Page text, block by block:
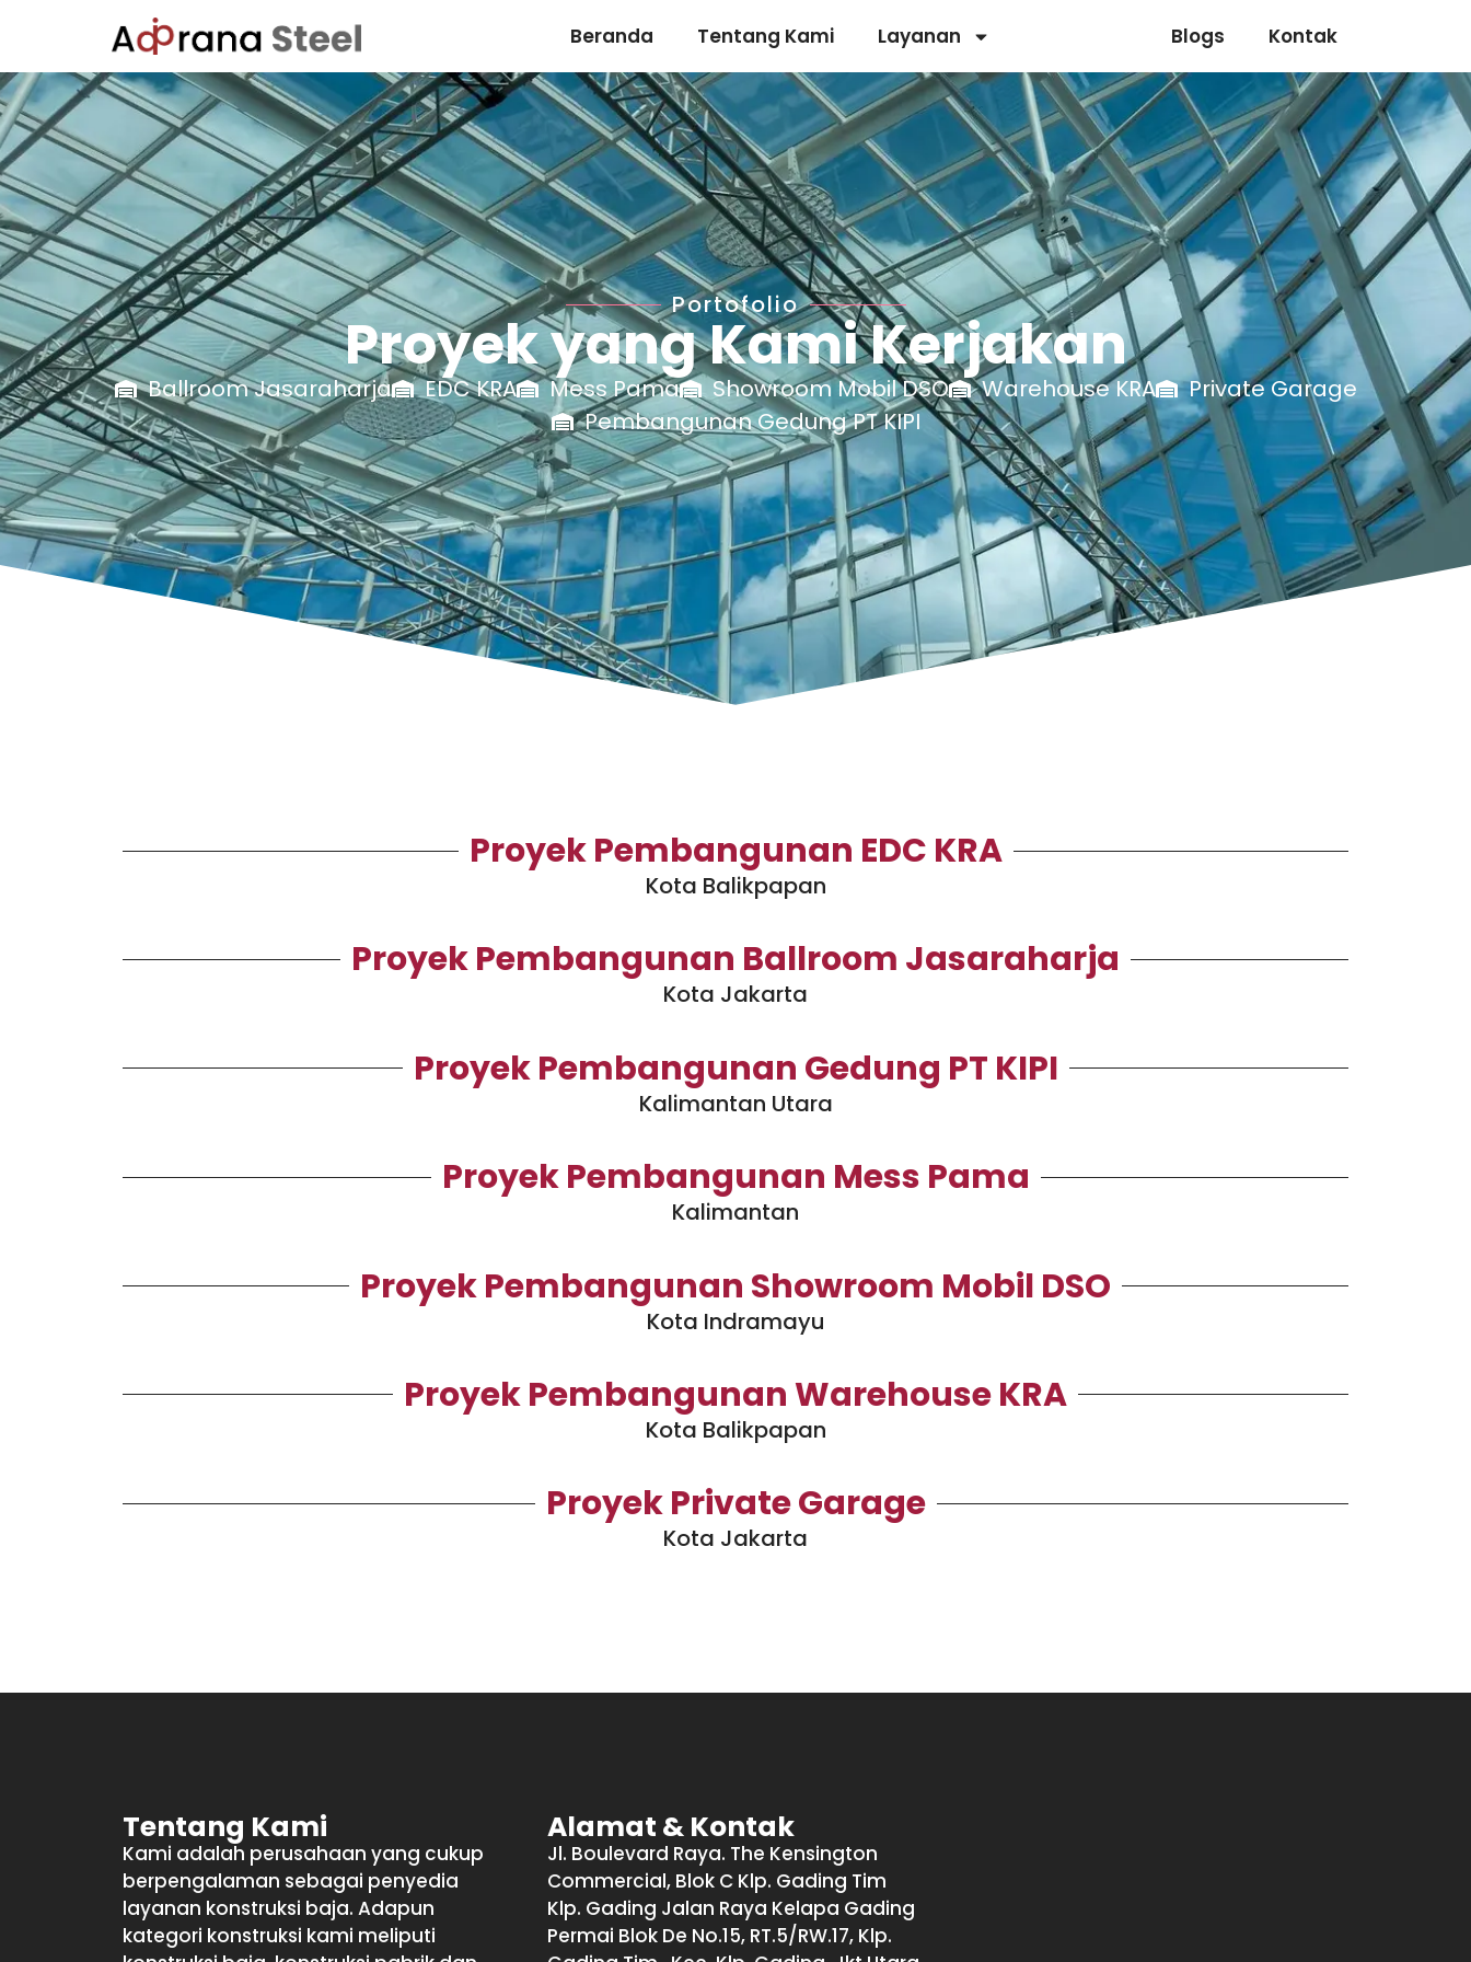
Beranda Tentang Kami Layanan Blogs Kontak
Portofolio
Proyek yang Kami Kerjakan
Ballroom Jasaraharja EDC KRA Mess Pama Showroom Mobil DSO Warehouse KRA
Private Garage
Pembangunan Gedung PT KIPI
Proyek Pembangunan EDC KRA
Kota Balikpapan
Proyek Pembangunan Ballroom Jasaraharja
Kota Jakarta
Proyek Pembangunan Gedung PT KIPI
Kalimantan Utara
Proyek Pembangunan Mess Pama
Kalimantan
Proyek Pembangunan Showroom Mobil DSO
Kota Indramayu
Proyek Pembangunan Warehouse KRA
Kota Balikpapan
Proyek Private Garage
Kota Jakarta
Tentang Kami
Kami adalah perusahaan yang cukup
berpengalaman sebagai penyedia
layanan konstruksi baja. Adapun
kategori konstruksi kami meliputi
Alamat & Kontak
Jl. Boulevard Raya. The Kensington
Commercial, Blok C Klp. Gading Tim
Klp. Gading Jalan Raya Kelapa Gading
Permai Blok De No.15, RT.5/RW.17, Klp.